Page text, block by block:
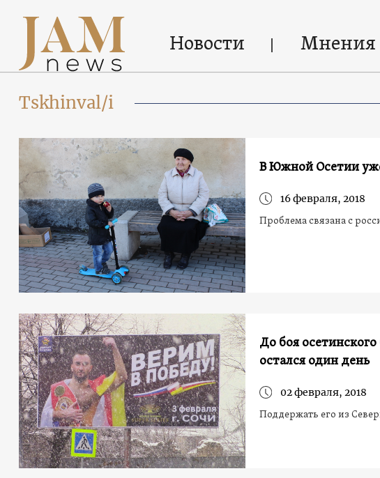
Новости Мнения
Tskhinval/i
В Южной Осетии
16 февраля, 2018
Проблема связана с
До боя
остался один день
02 февраля, 2018
Поддержать его из